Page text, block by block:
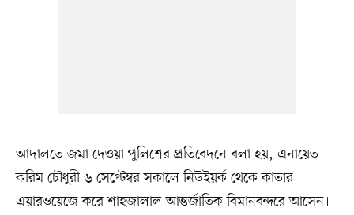
আদালতে জমা দেওয়া পুলিশের প্রতিবেদনে বলা হয়, এনায়েত
করিম চৌধুরী ৬ সেপ্টেম্বর সকালে নিউইয়র্ক থেকে কাতার
এয়ারওয়েজে করে শাহজালাল আন্তর্জাতিক বিমানবন্দরে আসেন।